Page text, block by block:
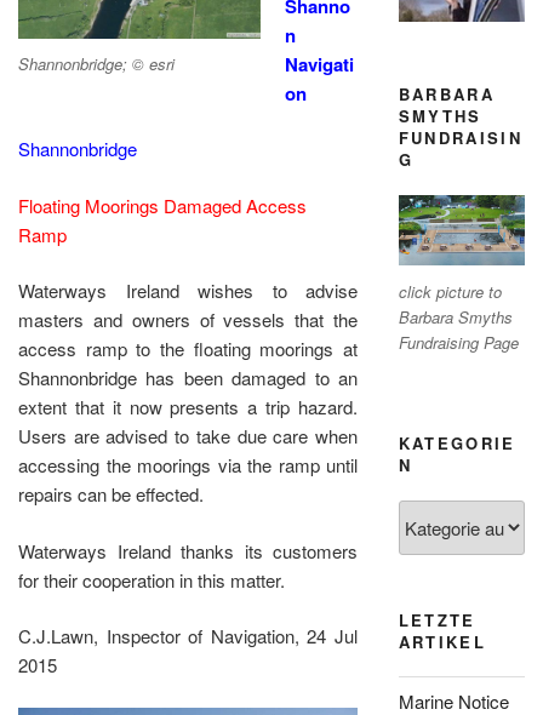
Shannonbridge; © esri
Shanno
n
Navigati
on
Shannonbridge
Floating Moorings Damaged Access
Ramp
Waterways Ireland wishes to advise
masters and owners of vessels that the
access ramp to the floating moorings at
Shannonbridge has been damaged to an
extent that it now presents a trip hazard.
Users are advised to take due care when
accessing the moorings via the ramp until
repairs can be effected.
Waterways Ireland thanks its customers
for their cooperation in this matter.
C.J.Lawn, Inspector of Navigation, 24 Jul
2015
BARBARA
SMYTHS
FUNDRAISIN
G
click picture to
Barbara Smyths
Fundraising Page
KATEGORIE
N
LETZTE
ARTIKEL
Marine Notice